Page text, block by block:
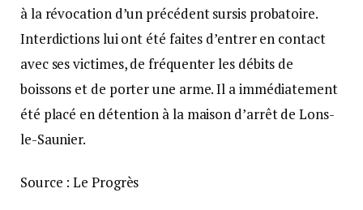
à la révocation d’un précédent sursis probatoire.
Interdictions lui ont été faites d’entrer en contact
avec ses victimes, de fréquenter les débits de
boissons et de porter une arme. Il a immédiatement
été placé en détention à la maison d’arrêt de Lons-
le-Saunier.
Source : Le Progrès